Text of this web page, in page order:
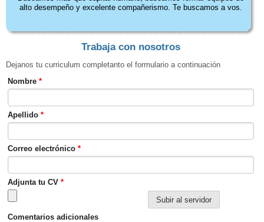
alto desempeño y excelente compañerismo. Te buscamos a vos.
Trabaja con nosotros
Dejanos tu curriculum completanto el formulario a continuación
Nombre *
Apellido *
Correo electrónico *
Adjunta tu CV *
Comentarios adicionales